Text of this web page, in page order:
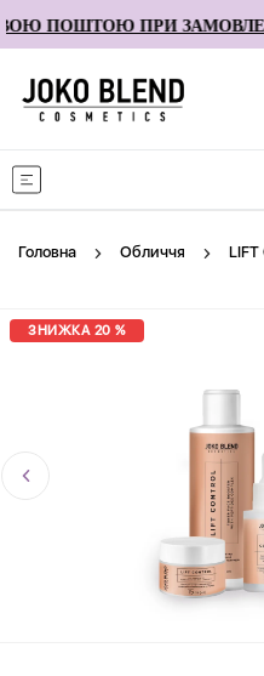
ПОШТОЮ ПРИ
Головна Обличчя LIFT
ЗНИЖКА 20 %